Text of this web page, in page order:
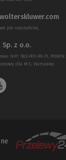
jak najszybciej.
z o.o.
NIP: 583-001-89-31, REGON:
dla M.S. Warszawy